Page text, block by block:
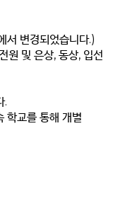
서 변경되었습니다.)
원 및 은상, 동상, 입선
.
학교를 통해 개별